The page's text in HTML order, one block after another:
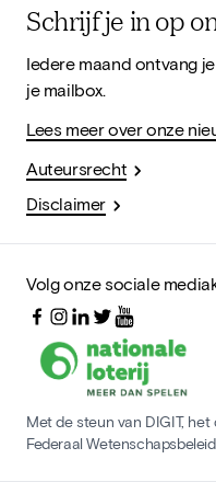
Schrijf je in op
Iedere maand ontvang
je mailbox.
Lees meer over onze
Auteursrecht
Disclaimer
Volg onze sociale
Met de steun van DIGIT,
Federaal